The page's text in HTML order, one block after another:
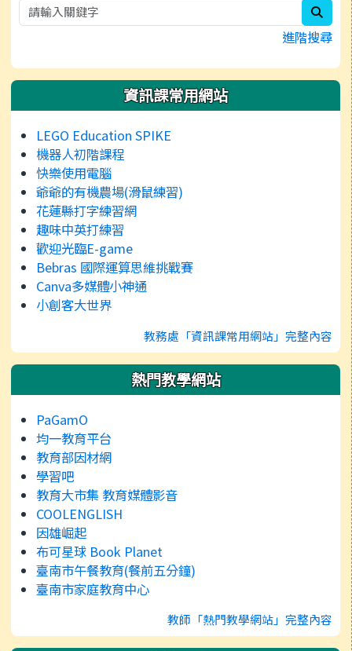
進階搜尋
資訊課常用網站
LEGO Education SPIKE
機器人初階課程
快樂使用電腦
爺爺的有機農場(滑鼠練習)
花蓮縣打字練習網
趣味中英打練習
歡迎光臨E-game
Bebras 國際運算思維挑戰賽
Canva多媒體小神通
小創客大世界
教務處「資訊課常用網站」完整內容
熱門教學網站
PaGamO
均一教育平台
教育部因材網
學習吧
教育大市集 教育媒體影音
COOLENGLISH
因雄崛起
布可星球 Book Planet
臺南市午餐教育(餐前五分鐘)
臺南市家庭教育中心
教師「熱門教學網站」完整內容